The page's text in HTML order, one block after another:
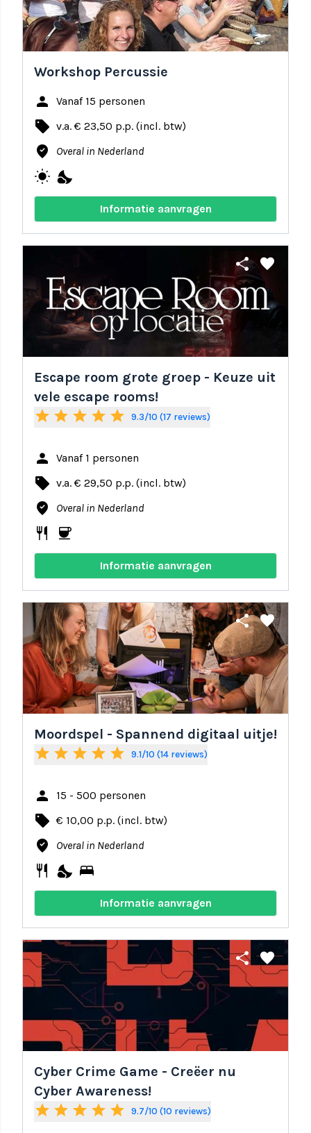
Workshop Percussie
person Vanaf 15 personen
local_offer v.a. € 23,50 p.p. (incl. btw)
where_to_vote Overal in Nederland
wb_sunny nights_stay
Informatie aanvragen
share favorite
Escape room grote groep - Keuze uit
vele escape rooms!
star star star star star 9.3/10 (17 reviews)
person Vanaf 1 personen
local_offer v.a. € 29,50 p.p. (incl. btw)
where_to_vote Overal in Nederland
restaurant coffee
Informatie aanvragen
share favorite
Moordspel - Spannend digitaal uitje!
star star star star star 9.1/10 (14 reviews)
person 15 - 500 personen
local_offer € 10,00 p.p. (incl. btw)
where_to_vote Overal in Nederland
restaurant nights_stay bed
Informatie aanvragen
share favorite
Cyber Crime Game - Creëer nu
Cyber Awareness!
star star star star star 9.7/10 (10 reviews)